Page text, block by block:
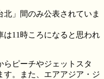
」間のみ公表されていま
は11時ころになると思われ
らピーチやジェットスタ
す。また、エアアジア・ジ